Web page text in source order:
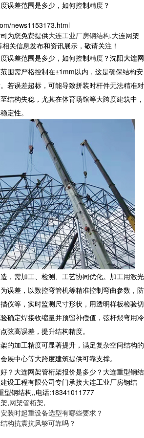
误差范围是多少，如何控制精度？
news1153173.html
为您免费提供大连工业厂房钢结构,大连网架
关信息发布和资讯展示，敬请关注！
误差范围是多少，如何控制精度？沈阳大连网
围需严格控制在±1mm以内，这是确保结构安
若误差超标，可能导致拼装时杆件无法精准对
结构失稳，尤其在体育场馆等大跨度建筑中，
定性。
，需加工、检测、工艺协同优化。加工用激光
误差，以数控弯管机等精准控制弯曲参数，防
仪等，实时监测尺寸形状，用透明样板检验切
确定焊接收缩量并预留补偿值，弦杆煨弯用冷
弦高误差，提升结构精度。
的加工精度可显著提升，满足复杂空间结构的
展中心等大跨度建筑提供可靠支撑。
？大连网架管桁架报价是多少？大连重型钢结
设工程有限公司专门承接大连工业厂房钢结
型钢结构,,电话:18341011777
,网架管桁架,
装时起重设备选型有哪些要求？
构抗震抗风够可靠吗？